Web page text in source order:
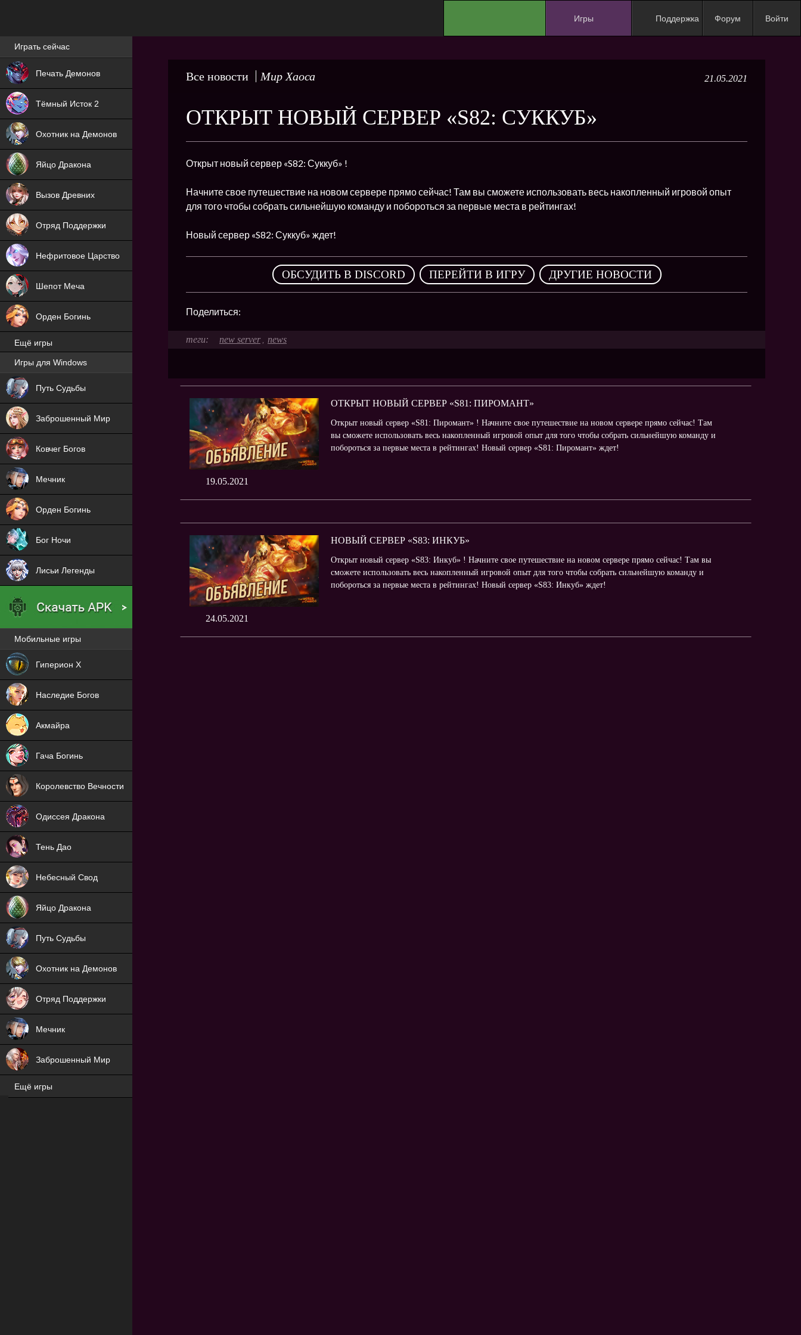
Игры
ХИТ
NEW
HIT
Поддержка Форум Войти
Все новости Мир Хаоса 21.05.2021
ОТКРЫТ НОВЫЙ СЕРВЕР «S82: СУККУБ»
Открыт новый сервер «S82: Суккуб» !
Начните свое путешествие на новом сервере прямо сейчас! Там вы сможете использовать весь накопленный игровой опыт
для того чтобы собрать сильнейшую команду и побороться за первые места в рейтингах!
Новый сервер «S82: Суккуб» ждет!
ОБСУДИТЬ В DISCORD , ПЕРЕЙТИ В ИГРУ , ДРУГИЕ НОВОСТИ
Поделиться:
new server , news
19.05.2021
ОТКРЫТ НОВЫЙ СЕРВЕР «S81: ПИРОМАНТ»
Открыт новый сервер «S81: Пиромант» ! Начните свое путешествие на новом сервере прямо сейчас! Там
вы сможете использовать весь накопленный игровой опыт для того чтобы собрать сильнейшую команду и
побороться за первые места в рейтингах! Новый сервер «S81: Пиромант» ждет!
24.05.2021
НОВЫЙ СЕРВЕР «S83: ИНКУБ»
Открыт новый сервер «S83: Инкуб» ! Начните свое путешествие на новом сервере прямо сейчас! Там вы
сможете использовать весь накопленный игровой опыт для того чтобы собрать сильнейшую команду и
побороться за первые места в рейтингах! Новый сервер «S83: Инкуб» ждет!
Лучшие игры онлайн
Играть сейчас
Печать Демонов
NEW
Тёмный Исток 2
NEW
Охотник на Демонов
ХИТ
Яйцо Дракона
NEW
Вызов Древних
ХИТ
Отряд Поддержки
ХИТ
Нефритовое Царство
Шепот Меча
Орден Богинь
Ещё игры
Игры для Windows
Путь Судьбы
Заброшенный Мир
NEW
Ковчег Богов
Мечник
Орден Богинь
Бог Ночи
Лисьи Легенды
Мобильные игры
Гиперион Х
Наследие Богов
NEW
Акмайра
NEW
Гача Богинь
NEW
Королевство Вечности
NEW
Одиссея Дракона
NEW
Тень Дао
NEW
Небесный Свод
NEW
Яйцо Дракона
NEW
Путь Судьбы
NEW
Охотник на Демонов
ХИТ
Отряд Поддержки
ХИТ
Мечник
Заброшенный Мир
NEW
Ещё игры